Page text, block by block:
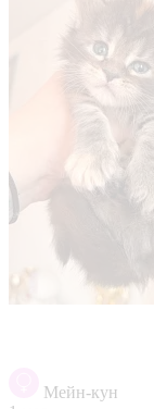
Мейн-кун